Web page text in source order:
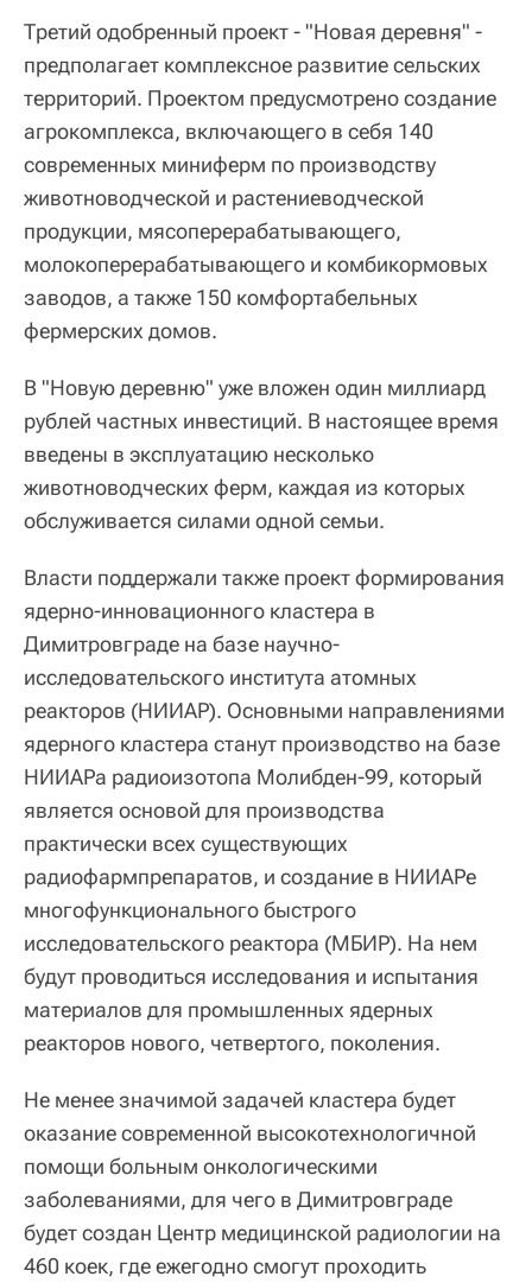
Третий одобренный проект - "Новая деревня" -
предполагает комплексное развитие сельских
территорий. Проектом предусмотрено создание
агрокомплекса, включающего в себя 140
современных миниферм по производству
животноводческой и растениеводческой
продукции, мясоперерабатывающего,
молокоперерабатывающего и комбикормовых
заводов, а также 150 комфортабельных
фермерских домов.
В "Новую деревню" уже вложен один миллиард
рублей частных инвестиций. В настоящее время
введены в эксплуатацию несколько
животноводческих ферм, каждая из которых
обслуживается силами одной семьи.
Власти поддержали также проект формирования
ядерно-инновационного кластера в
Димитровграде на базе научно-
исследовательского института атомных
реакторов (НИИАР). Основными направлениями
ядерного кластера станут производство на базе
НИИАРа радиоизотопа Молибден-99, который
является основой для производства
практически всех существующих
радиофармпрепаратов, и создание в НИИАРе
многофункционального быстрого
исследовательского реактора (МБИР). На нем
будут проводиться исследования и испытания
материалов для промышленных ядерных
реакторов нового, четвертого, поколения.
Не менее значимой задачей кластера будет
оказание современной высокотехнологичной
помощи больным онкологическими
заболеваниями, для чего в Димитровграде
будет создан Центр медицинской радиологии на
460 коек, где ежегодно смогут проходить